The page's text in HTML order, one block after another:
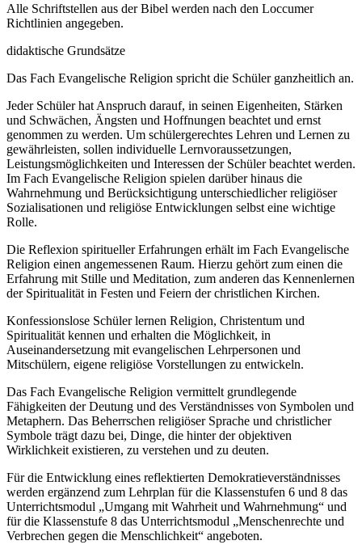
Alle Schriftstellen aus der Bibel werden nach den Loccumer
Richtlinien angegeben.
didaktische Grundsätze
Das Fach Evangelische Religion spricht die Schüler ganzheitlich an.
Jeder Schüler hat Anspruch darauf, in seinen Eigenheiten, Stärken
und Schwächen, Ängsten und Hoffnungen beachtet und ernst
genommen zu werden. Um schülergerechtes Lehren und Lernen zu
gewährleisten, sollen individuelle Lernvoraussetzungen,
Leistungsmöglichkeiten und Interessen der Schüler beachtet werden.
Im Fach Evangelische Religion spielen darüber hinaus die
Wahrnehmung und Berücksichtigung unterschiedlicher religiöser
Sozialisationen und religiöse Entwicklungen selbst eine wichtige
Rolle.
Die Reflexion spiritueller Erfahrungen erhält im Fach Evangelische
Religion einen angemessenen Raum. Hierzu gehört zum einen die
Erfahrung mit Stille und Meditation, zum anderen das Kennenlernen
der Spiritualität in Festen und Feiern der christlichen Kirchen.
Konfessionslose Schüler lernen Religion, Christentum und
Spiritualität kennen und erhalten die Möglichkeit, in
Auseinandersetzung mit evangelischen Lehrpersonen und
Mitschülern, eigene religiöse Vorstellungen zu entwickeln.
Das Fach Evangelische Religion vermittelt grundlegende
Fähigkeiten der Deutung und des Verständnisses von Symbolen und
Metaphern. Das Beherrschen religiöser Sprache und christlicher
Symbole trägt dazu bei, Dinge, die hinter der objektiven
Wirklichkeit existieren, zu verstehen und zu deuten.
Für die Entwicklung eines reflektierten Demokratieverständnisses
werden ergänzend zum Lehrplan für die Klassenstufen 6 und 8 das
Unterrichtsmodul „Umgang mit Wahrheit und Wahrnehmung“ und
für die Klassenstufe 8 das Unterrichtsmodul „Menschenrechte und
Verbrechen gegen die Menschlichkeit“ angeboten.